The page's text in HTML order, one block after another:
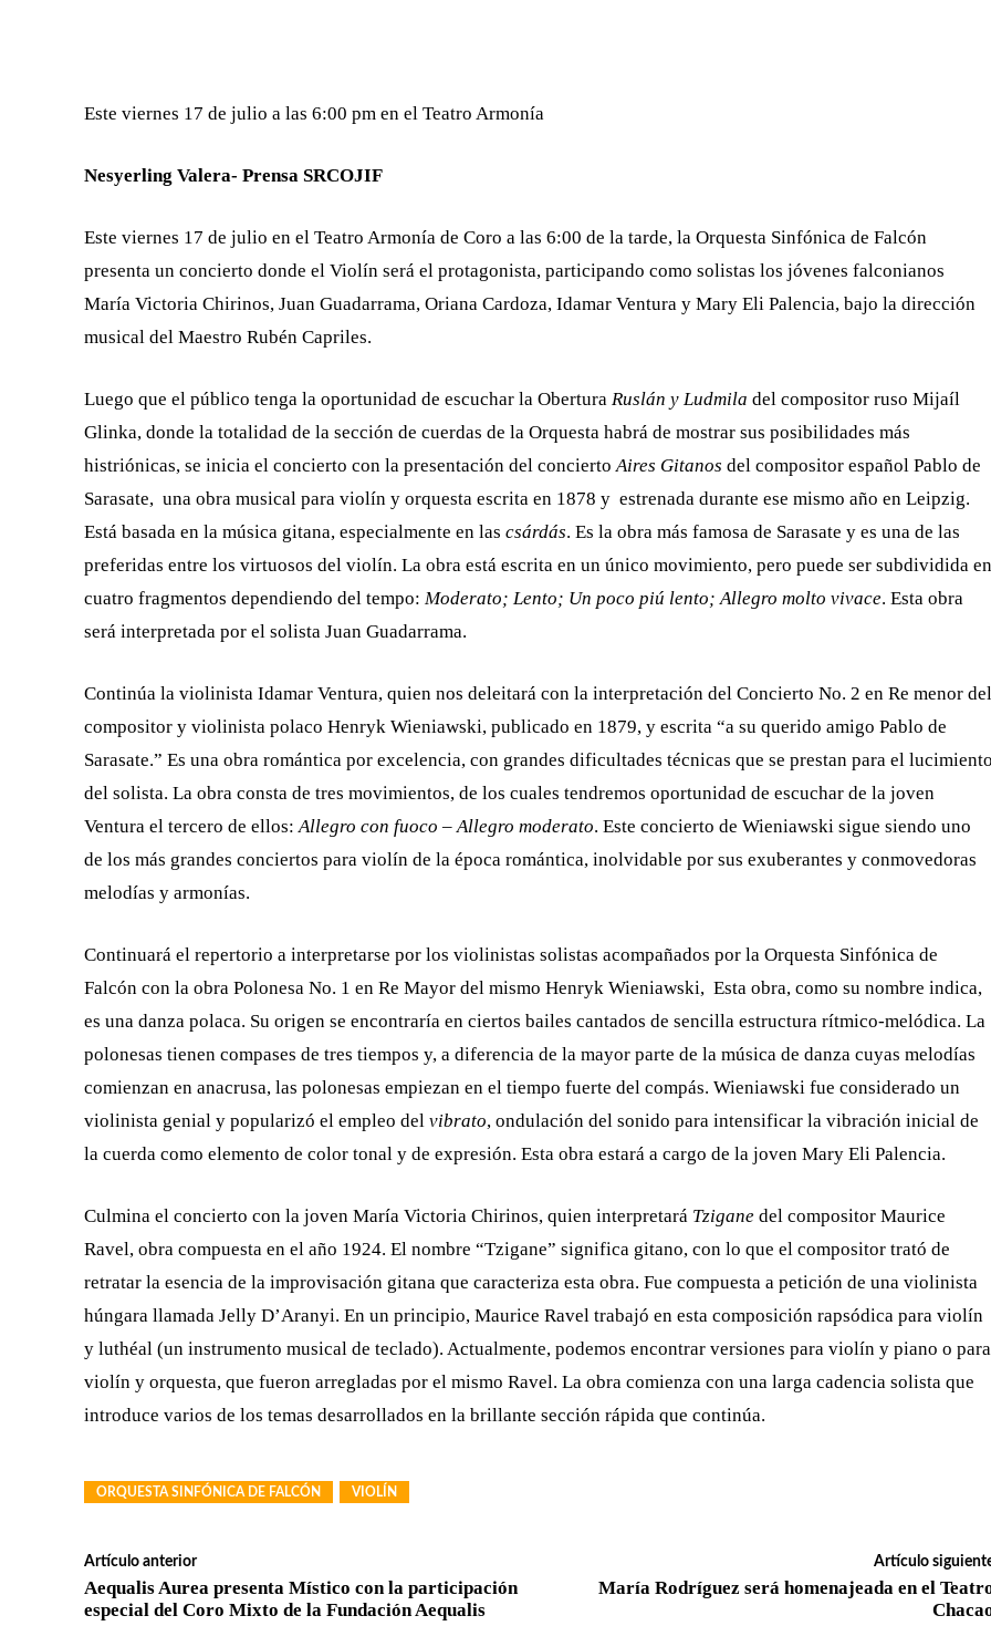
Este viernes 17 de julio a las 6:00 pm en el Teatro Armonía
Nesyerling Valera- Prensa SRCOJIF
Este viernes 17 de julio en el Teatro Armonía de Coro a las 6:00 de la tarde, la Orquesta Sinfónica de Falcón
presenta un concierto donde el Violín será el protagonista, participando como solistas los jóvenes falconianos
María Victoria Chirinos, Juan Guadarrama, Oriana Cardoza, Idamar Ventura y Mary Eli Palencia, bajo la dirección
musical del Maestro Rubén Capriles.
Luego que el público tenga la oportunidad de escuchar la Obertura Ruslán y Ludmila del compositor ruso Mijaíl
Glinka, donde la totalidad de la sección de cuerdas de la Orquesta habrá de mostrar sus posibilidades más
histriónicas, se inicia el concierto con la presentación del conciertoAires Gitanos del compositor español Pablo de
Sarasate, una obra musical para violín y orquesta escrita en 1878 y estrenada durante ese mismo año en Leipzig.
Está basada en la música gitana, especialmente en las csárdás. Es la obra más famosa de Sarasate y es una de las
preferidas entre los virtuosos del violín. La obra está escrita en un único movimiento, pero puede ser subdividida en
cuatro fragmentos dependiendo del tempo: Moderato; Lento; Un poco piú lento; Allegro molto vivace. Esta obra
será interpretada por el solista Juan Guadarrama.
Continúa la violinista Idamar Ventura, quien nos deleitará con la interpretación del Concierto No. 2 en Re menor del
compositor y violinista polaco Henryk Wieniawski, publicado en 1879, y escrita “a su querido amigo Pablo de
Sarasate.” Es una obra romántica por excelencia, con grandes dificultades técnicas que se prestan para el lucimiento
del solista. La obra consta de tres movimientos, de los cuales tendremos oportunidad de escuchar de la joven
Ventura el tercero de ellos:Allegro con fuoco – Allegro moderato. Este concierto de Wieniawski sigue siendo uno
de los más grandes conciertos para violín de la época romántica, inolvidable por sus exuberantes y conmovedoras
melodías y armonías.
Continuará el repertorio a interpretarse por los violinistas solistas acompañados por la Orquesta Sinfónica de
Falcón con la obra Polonesa No. 1 en Re Mayor del mismo Henryk Wieniawski, Esta obra, como su nombre indica,
es una danza polaca. Su origen se encontraría en ciertos bailes cantados de sencilla estructura rítmico-melódica. La
polonesas tienen compases de tres tiempos y, a diferencia de la mayor parte de la música de danza cuyas melodías
comienzan en anacrusa, las polonesas empiezan en el tiempo fuerte del compás. Wieniawski fue considerado un
violinista genial y popularizó el empleo del vibrato, ondulación del sonido para intensificar la vibración inicial de
la cuerda como elemento de color tonal y de expresión. Esta obra estará a cargo de la joven Mary Eli Palencia.
Culmina el concierto con la joven María Victoria Chirinos, quien interpretará Tzigane del compositor Maurice
Ravel, obra compuesta en el año 1924. El nombre “Tzigane” significa gitano, con lo que el compositor trató de
retratar la esencia de la improvisación gitana que caracteriza esta obra. Fue compuesta a petición de una violinista
húngara llamada Jelly D’Aranyi. En un principio, Maurice Ravel trabajó en esta composición rapsódica para violín
y luthéal (un instrumento musical de teclado). Actualmente, podemos encontrar versiones para violín y piano o para
violín y orquesta, que fueron arregladas por el mismo Ravel. La obra comienza con una larga cadencia solista que
introduce varios de los temas desarrollados en la brillante sección rápida que continúa.
ORQUESTA SINFÓNICA DE FALCÓN VIOLÍN
Artículo anterior
Aequalis Aurea presenta Místico con la participación
especial del Coro Mixto de la Fundación Aequalis
Artículo
María Rodríguez será homenajeada en el